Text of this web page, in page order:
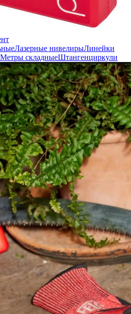
Лазерные нивелирыЛинейки
Метры складныеШтангенциркули